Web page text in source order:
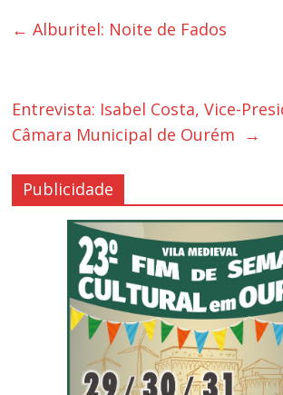
← Alburitel: Noite de Fados
Entrevista: Isabel Costa, Vice-
Câmara Municipal de Ourém →
Publicidade